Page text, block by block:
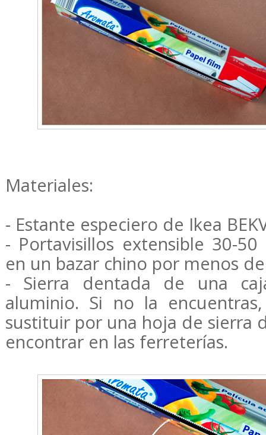
Materiales:
- Estante especiero de Ikea
- Portavisillos extensible 30-
en un bazar chino por menos
- Sierra dentada de una
aluminio. Si no la
sustituir por una hoja de sierra
encontrar en las ferreterías.